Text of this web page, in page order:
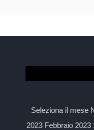
Seleziona il mese
2023 Febbraio